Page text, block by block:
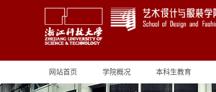
网站首页 学院概况 本科生教育